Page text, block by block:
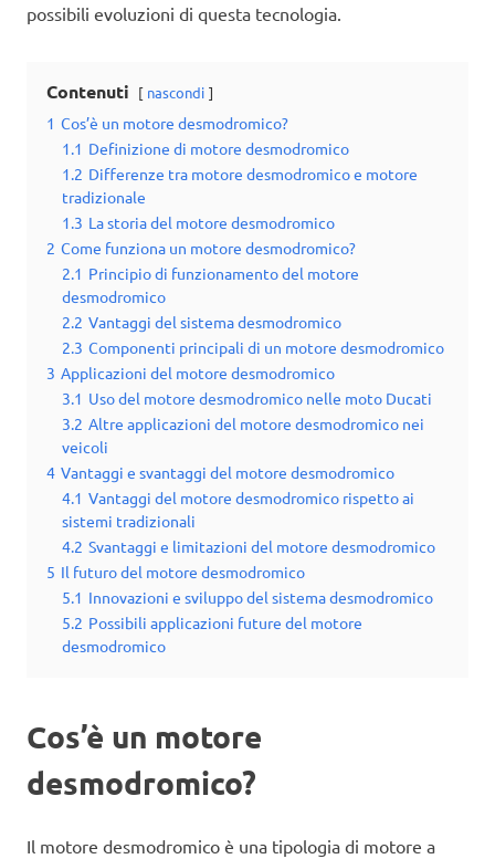
possibili evoluzioni di questa tecnologia.
Contenuti nascondi
1 Cos’è un motore desmodromico?
1.1 Definizione di motore desmodromico
1.2 Differenze tra motore desmodromico e motore
tradizionale
1.3 La storia del motore desmodromico
2 Come funziona un motore desmodromico?
2.1 Principio di funzionamento del motore
desmodromico
2.2 Vantaggi del sistema desmodromico
2.3 Componenti principali di un motore desmodromico
3 Applicazioni del motore desmodromico
3.1 Uso del motore desmodromico nelle moto Ducati
3.2 Altre applicazioni del motore desmodromico nei
veicoli
4 Vantaggi e svantaggi del motore desmodromico
4.1 Vantaggi del motore desmodromico rispetto ai
sistemi tradizionali
4.2 Svantaggi e limitazioni del motore desmodromico
5 Il futuro del motore desmodromico
5.1 Innovazioni e sviluppo del sistema desmodromico
5.2 Possibili applicazioni future del motore
desmodromico
Cos’è un motore
desmodromico?
Il motore desmodromico è una tipologia di motore a